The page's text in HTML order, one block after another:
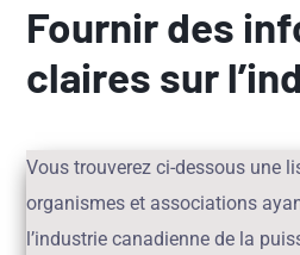
Fournir des
claires sur
Vous trouverez ci-dessous une
organismes et associations
l’industrie canadienne de la